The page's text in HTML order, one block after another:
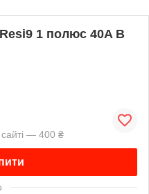
1 полюс 40A B
— 400 ₴